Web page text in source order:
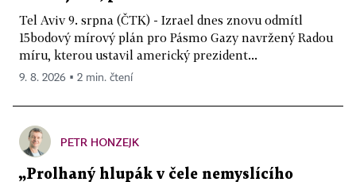
Tel Aviv 9. srpna (ČTK) - Izrael dnes znovu odmítl
15bodový mírový plán pro Pásmo Gazy navržený Radou
míru, kterou ustavil americký prezident...
9. 8. 2026 ▪ 2 min. čtení
PETR HONZEJK
„Prolhaný hlupák v čele nemyslícího